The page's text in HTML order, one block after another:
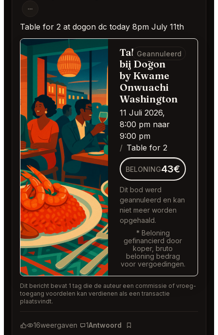
Table for 2 at dogon dc today 8pm July 11th
Table for 2
bij Dōgon
by Kwame
Onwuachi
Washington
11 Juli 2026,
8:00 pm naar
9:00 pm
Table for 2
Geannuleerd
BELONING43€
Dit bod werd
geannuleerd en kan
niet meer worden
opgehaald.
* Beloning
gefinancierd door
koper, bruto
beloning bedrag
voor vergoedingen.
Dit bericht bevat 1 tag die de auteur een commissie of vroeg-
toegang voordelen kan verdienen als een transactie
plaatsvindt.
16weergaven 1Antwoord
Bladwijzer